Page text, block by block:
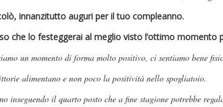
innanzitutto auguri per il tuo compleanno.
che lo festeggerai al meglio visto l’ottimo momento
un momento di forma molto positivo, ci sentiamo bene
alimentano e non poco la positività nello spogliatoio.
inseguendo il quarto posto che a fine stagione potrebbe